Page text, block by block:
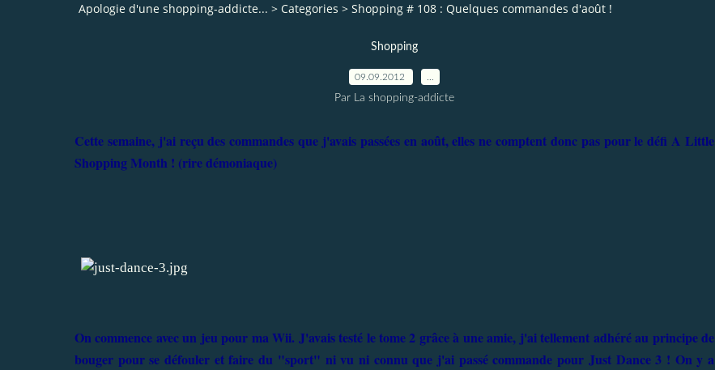
Apologie d'une shopping-addicte... > Categories > Shopping # 108 : Quelques commandes d'août !
Shopping
09.09.2012
Par La shopping-addicte
Cette semaine, j'ai reçu des commandes que j'avais passées en août, elles ne comptent donc pas pour le défi A Little
Shopping Month ! (rire démoniaque)
On commence avec un jeu pour ma Wii. J'avais testé le tome 2 grâce à une amie, j'ai tellement adhéré au principe de
bouger pour se défouler et faire du "sport" ni vu ni connu que j'ai passé commande pour Just Dance 3 ! On y a